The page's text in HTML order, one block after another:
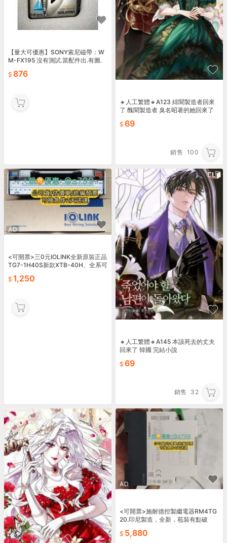
【量大可優惠】SONY索尼磁帶：W
M-FX195 沒有測試.當配件出.有圖.
876
🔸人工繁體🔸A123 緋聞製造者回來
了 醜聞製造者 臭名昭著的她回來了
69
銷售 100
AD
<可開票>三0元IOLINK全新原裝正品
TG7-1H40S新款XTB-40H、全系可
1,250
🔸人工繁體🔸A145 本該死去的丈夫
回來了 韓國 完結小說
69
銷售 32
AD
<可開票>施耐德控製繼電器RM4TG
20.印尼製造，全新，苞裝有點破
5,880